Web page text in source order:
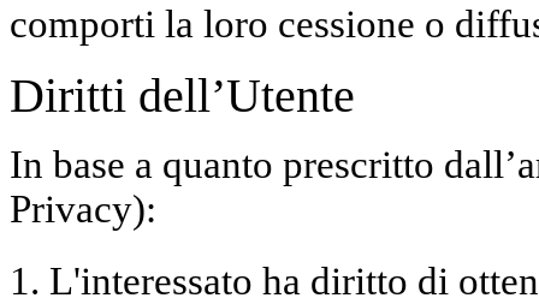
comporti la loro cessione o
Diritti dell’Utente
In base a quanto prescritto
Privacy):
1. L'interessato ha diritto di